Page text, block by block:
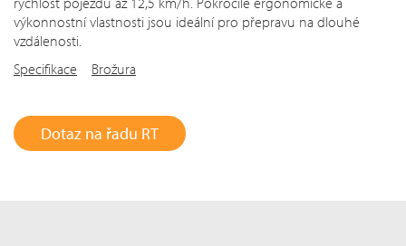
výkonnostní vlastnosti jsou ideální pro přepravu na dlouhé
vzdálenosti.
Specifikace
Brožura
Dotaz na řadu RT